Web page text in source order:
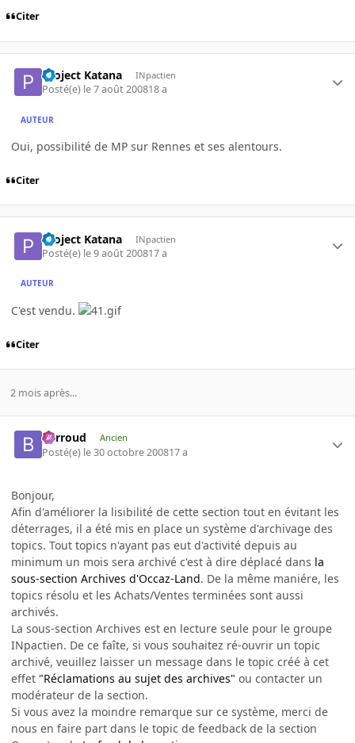
Citer
Project Katana INpactien
Posté(e) le 7 août 200818 a
AUTEUR
Oui, possibilité de MP sur Rennes et ses alentours.
Citer
Project Katana INpactien
Posté(e) le 9 août 200817 a
AUTEUR
C'est vendu.
Citer
2 mois après...
Barroud Ancien
Posté(e) le 30 octobre 200817 a
Bonjour,
Afin d'améliorer la lisibilité de cette section tout en évitant les
déterrages, il a été mis en place un système d'archivage des
topics. Tout topics n'ayant pas eut d'activité depuis au
minimum un mois sera archivé c'est à dire déplacé dans la
sous-section Archives d'Occaz-Land. De la même maniére, les
topics résolu et les Achats/Ventes terminées sont aussi
archivés.
La sous-section Archives est en lecture seule pour le groupe
INpactien. De ce faîte, si vous souhaitez ré-ouvrir un topic
archivé, veuillez laisser un message dans le topic créé à cet
effet "Réclamations au sujet des archives" ou contacter un
modérateur de la section.
Si vous avez la moindre remarque sur ce système, merci de
nous en faire part dans le topic de feedback de la section